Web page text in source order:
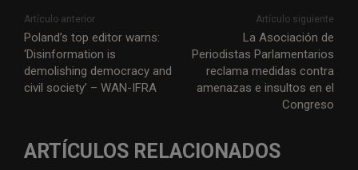
Artículo anterior
Poland’s top editor warns:
‘Disinformation is
demolishing democracy and
civil society’ – WAN-IFRA
Artículo siguiente
La Asociación de
Periodistas Parlamentarios
reclama medidas contra
amenazas e insultos en el
Congreso
ARTÍCULOS RELACIONADOS